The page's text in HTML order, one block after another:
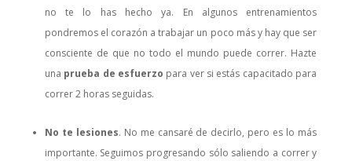
no te lo has hecho ya. En algunos entrenamientos
pondremos el corazón a trabajar un poco más y hay que ser
consciente de que no todo el mundo puede correr. Hazte
una prueba de esfuerzo para ver si estás capacitado para
correr 2 horas seguidas.
No te lesiones. No me cansaré de decirlo, pero es lo más
importante. Seguimos progresando sólo saliendo a correr y